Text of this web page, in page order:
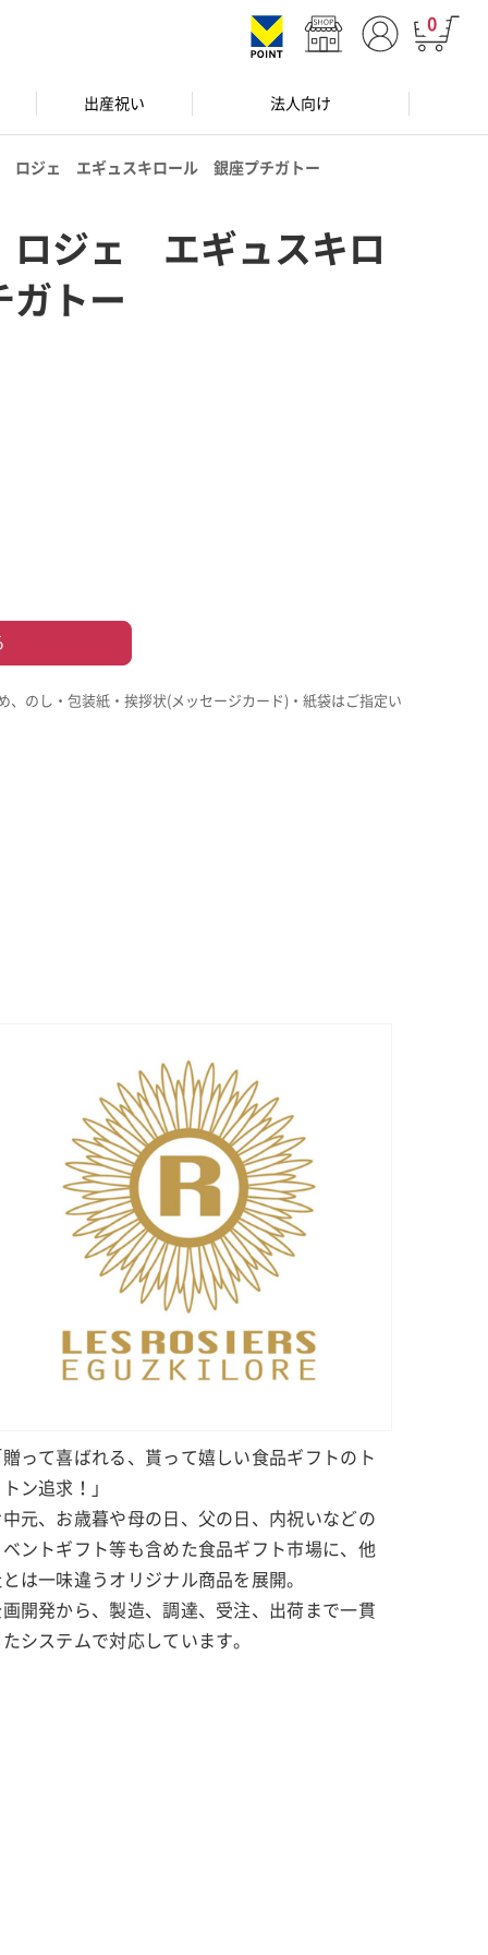
0
出産祝い 法人向け
ジェ エギュスキロール 銀座プチガトー
ジェ エギュスキロ
トー
のし・包装紙・挨拶状(メッセージカード)・紙袋はご指定い
贈って喜ばれる、貰って嬉しい食品ギフトのト
トン追求！」
中元、お歳暮や母の日、父の日、内祝いなどの
ベントギフト等も含めた食品ギフト市場に、他
は一味違うオリジナル商品を展開。
開発から、製造、調達、受注、出荷まで一貫
たシステムで対応しています。